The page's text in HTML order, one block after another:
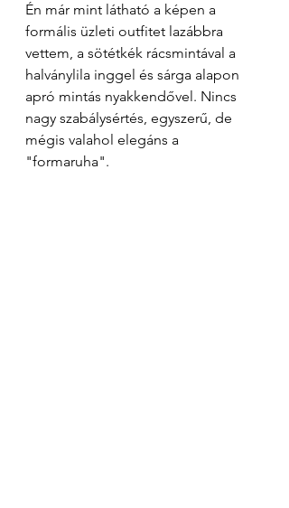
Én már mint látható a képen a
formális üzleti outfitet lazábbra
vettem, a sötétkék rácsmintával a
halványlila inggel és sárga alapon
apró mintás nyakkendővel. Nincs
nagy szabálysértés, egyszerű, de
mégis valahol elegáns a
"formaruha".